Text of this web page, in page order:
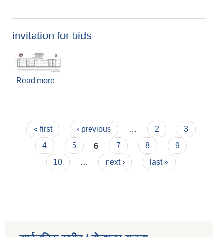
invitation for bids
Read more
Pages
« first ‹ previous 2
3
4
5 6 7 8
9
10
next › last »